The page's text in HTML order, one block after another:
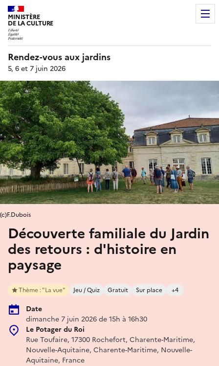
MINISTÈRE
DE LA CULTURE
Rendez-vous aux jardins
5, 6 et 7 juin 2026
Découverte familiale du Jardin
des retours : d'histoire en
paysage
Thème : "La vue" Jeu / Quiz Gratuit Sur place +4
Date
dimanche 7 juin 2026 de 15h à 16h30
Le Potager du Roi
Rue Toufaire, 17300 Rochefort, Charente-Maritime,
Nouvelle-Aquitaine, Charente-Maritime, Nouvelle-
Aquitaine, France
(c)F.Dubois